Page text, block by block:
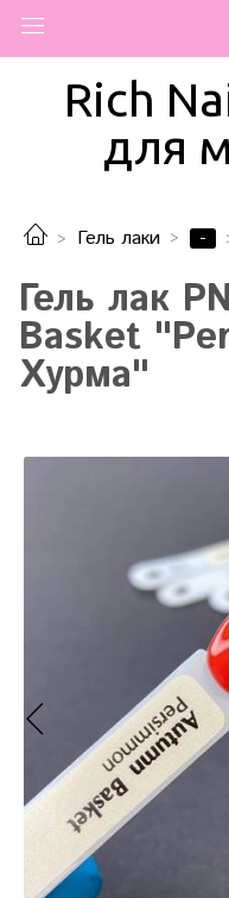
Rich
для
Гель лаки -
Гель лак
Basket
Хурма"